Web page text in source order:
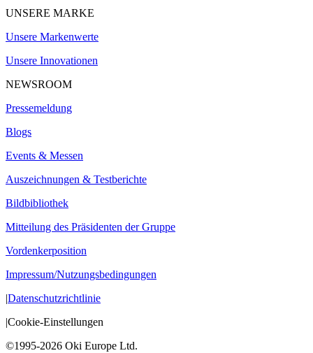
UNSERE MARKE
Unsere Markenwerte
Unsere Innovationen
NEWSROOM
Pressemeldung
Blogs
Events & Messen
Auszeichnungen & Testberichte
Bildbibliothek
Mitteilung des Präsidenten der Gruppe
Vordenkerposition
Impressum/Nutzungsbedingungen
|Datenschutzrichtlinie
|Cookie-Einstellungen
©1995-2026 Oki Europe Ltd.